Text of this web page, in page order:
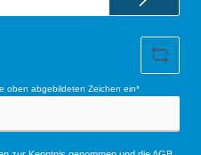
oben abgebildeten Zeichen ein*